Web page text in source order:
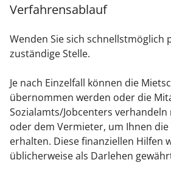
Verfahrensablauf
Wenden Sie sich schnellstmöglich
zuständige Stelle.
Je nach Einzelfall können die
übernommen werden oder die
Sozialamts/Jobcenters
oder dem Vermieter, um Ihnen
erhalten. Diesefinanziellen Hilfen
üblicherweiseals Darlehen